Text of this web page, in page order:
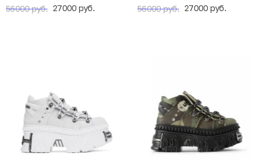
56000 руб. 27000 руб. 56000 руб. 27000 руб.